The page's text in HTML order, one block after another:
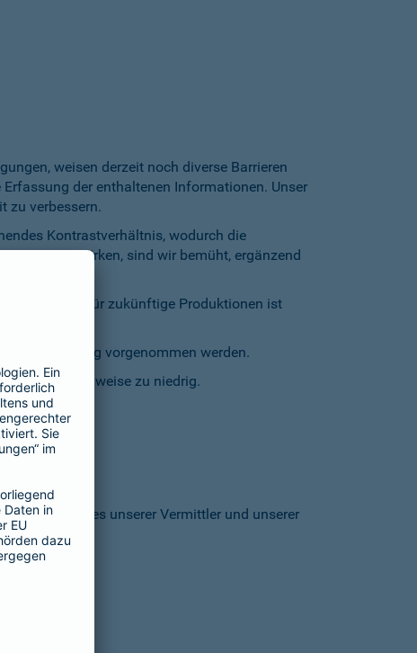
weisen derzeit noch diverse Barrieren
der enthaltenen Informationen. Unser
zu verbessern.
Kontrastverhältnis, wodurch die
sind wir bemüht, ergänzend
Für zukünftige Produktionen ist
vorgenommen werden.
stellenweise zu niedrig.
Homepages unserer Vermittler und unserer